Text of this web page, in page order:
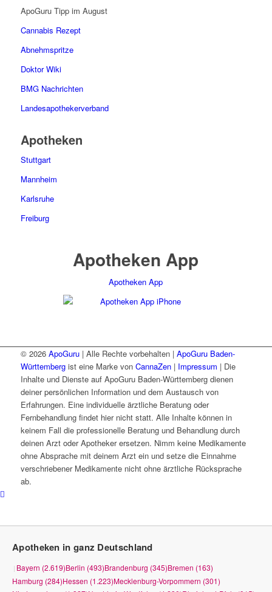
ApoGuru Tipp im August
Cannabis Rezept
Abnehmspritze
Doktor Wiki
BMG Nachrichten
Landesapothekerverband
Apotheken
Stuttgart
Mannheim
Karlsruhe
Freiburg
Apotheken App
Apotheken App
© 2026 ApoGuru| Alle Rechte vorbehalten | ApoGuru Baden-
Württembergist eine Marke von CannaZen| Impressum | Die
Inhalte und Dienste auf ApoGuru Baden-Württemberg dienen
deiner persönlichen Information und dem Austausch von
Erfahrungen. Eine individuelle ärztliche Beratung oder
Fernbehandlung findet hier nicht statt. Alle Inhalte können in
keinem Fall die professionelle Beratung und Behandlung durch
deinen Arzt oder Apotheker ersetzen. Nimm keine Medikamente
ohne Absprache mit deinem Arzt ein und setze die Einnahme
verschriebener Medikamente nicht ohne ärztliche Rücksprache
ab.
Apotheken in ganz Deutschland
| Bayern (2.619)Berlin (493)Brandenburg (345)Bremen (163)
Hamburg (284)Hessen (1.223)Mecklenburg-Vorpommern (301)